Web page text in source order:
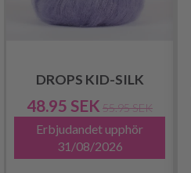
DROPS KID-SILK
48.95 SEK 55.95 SEK
Erbjudandet upphör
31/08/2026